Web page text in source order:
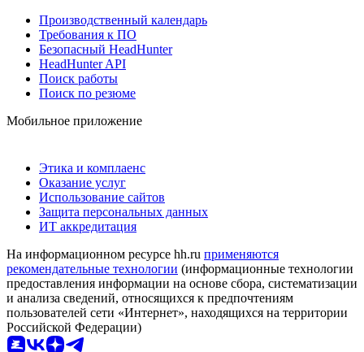
Производственный календарь
Требования к ПО
Безопасный HeadHunter
HeadHunter API
Поиск работы
Поиск по резюме
Мобильное приложение
Этика и комплаенс
Оказание услуг
Использование сайтов
Защита персональных данных
ИТ аккредитация
На информационном ресурсе hh.ru применяются
рекомендательные технологии (информационные технологии
предоставления информации на основе сбора, систематизации
и анализа сведений, относящихся к предпочтениям
пользователей сети «Интернет», находящихся на территории
Российской Федерации)